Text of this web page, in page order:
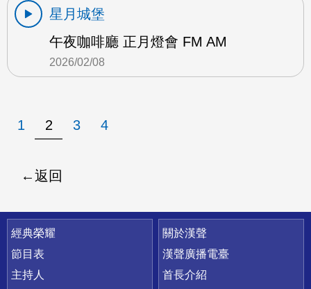
星月城堡
午夜咖啡廳 正月燈會 FM AM
2026/02/08
1 2 3 4
返回
快速連結
經典榮耀
節目表
主持人
關於漢聲
漢聲廣播電臺
首長介紹